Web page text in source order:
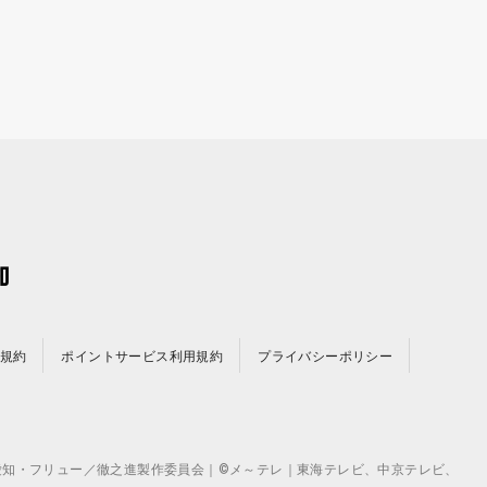
約 ポイントサービス利用規約 プライバシーポリシー
フリュー／徹之進製作委員会｜©メ～テレ｜東海テレビ、中京テレビ、